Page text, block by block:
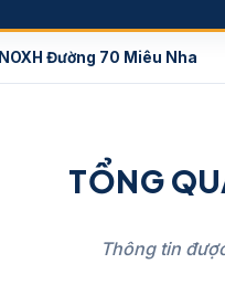
NOXH Đường 70 Miêu Nha
TỔNG
Thông tin